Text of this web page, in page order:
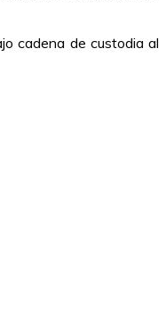
cadena de custodia al